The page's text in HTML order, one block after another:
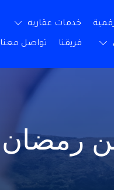
خدمات عقاريه
فريقنا تواصل معنا
رمضان